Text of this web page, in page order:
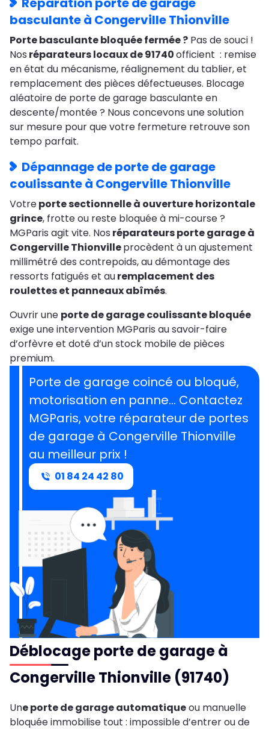
basculante à Congerville Thionville
Porte basculante bloquée fermée ? Pas de souci !
Nos réparateurs locaux de 91740officient : remise
en état du mécanisme, réalignement du tablier, et
remplacement des pièces défectueuses. Blocage
aléatoire de porte de garage basculante en
descente/montée ? Nous concevons une solution
sur mesure pour que votre fermeture retrouve son
tempo parfait.
Dépannage de porte de garage
coulissante à Congerville Thionville
Votreporte sectionnelle à ouverture horizontale
grince, frotte ou reste bloquée à mi-course ?
MGParis agit vite. Nos réparateurs porte garage à
Congerville Thionvilleprocèdent à un ajustement
millimétré des contrepoids, au démontage des
ressorts fatigués et auremplacement des
roulettes et panneaux abîmés.
Ouvrir une porte de garage coulissante bloquée
exige une intervention MGParis au savoir-faire
d’orfèvre et doté d’un stock mobile de pièces
premium.
Porte de garage coincé ou bloqué,
motorisation en panne… Contactez
MGParis, votre réparateur de portes
de garage à Congerville Thionville
au meilleur prix !
01 84 24 42 80
Déblocage porte de garage à
Congerville Thionville (91740)
Une porte de garage automatiqueou manuelle
bloquée immobilise tout : impossible d’entrer ou de